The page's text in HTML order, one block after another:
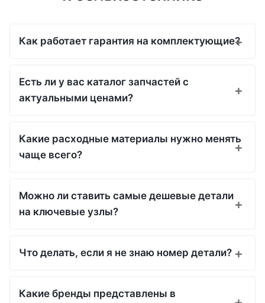
Как работает гарантия на комплектующие?
Есть ли у вас каталог запчастей с
актуальными ценами?
Какие расходные материалы нужно менять
чаще всего?
Можно ли ставить самые дешевые детали
на ключевые узлы?
Что делать, если я не знаю номер детали?
Какие бренды представлены в